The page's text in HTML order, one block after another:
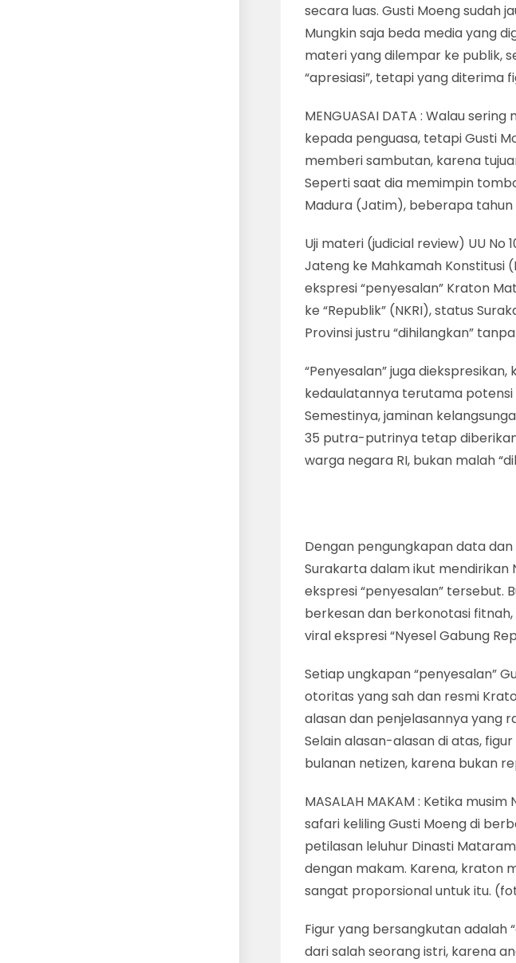
secara luas. Gusti Moeng sudah
Mungkin saja beda media yang
materi yang dilempar ke publik,
“apresiasi”, tetapi yang diterima
MENGUASAI DATA : Walau
kepada penguasa, tetapi Gusti
memberi sambutan, karena
Seperti saat dia memimpin
Madura (Jatim), beberapa tahun
Uji materi (judicial review) UU
Jateng ke Mahkamah Konstitusi
ekspresi “penyesalan” Kraton
ke “Republik” (NKRI), status
Provinsi justru “dihilangkan”
“Penyesalan” juga
kedaulatannya terutama potensi
Semestinya, jaminan
35 putra-putrinya tetap
warga negara RI, bukan malah
Dengan pengungkapan data
Surakarta dalam ikut mendirikan
ekspresi “penyesalan” tersebut.
berkesan dan berkonotasi
viral ekspresi “Nyesel Gabung
Setiap ungkapan “penyesalan”
otoritas yang sah dan resmi
alasan dan penjelasannya yang
Selain alasan-alasan di atas,
bulanan netizen, karena bukan
MASALAH MAKAM : Ketika
safari keliling Gusti Moeng di
petilasan leluhur Dinasti
dengan makam. Karena, kraton
sangat proporsional untuk itu.
Figur yang bersangkutan adalah
dari salah seorang istri, karena